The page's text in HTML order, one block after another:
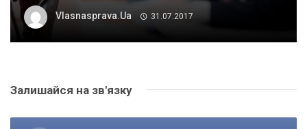
Vlasnasprava.ua 31.07.2017
Залишайся на зв'язку